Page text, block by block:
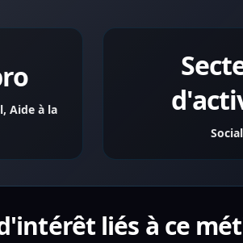
Aide à la
Social
liés à ce